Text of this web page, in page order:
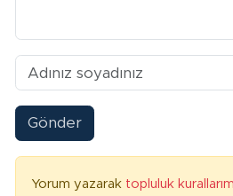
Gönder
Yorum yazarak topluluk